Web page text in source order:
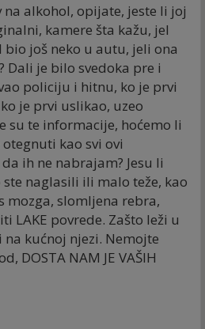
alkohol, opijate, jeste li joj
kamere šta kažu, jel
još neko u autu, jeli ona
Dali je bilo svedoka pre i
policiju i hitnu, ko je prvi
je prvi uslikao, uzeo
su te informacije, hoćemo li
kao svi ovi
ih ne nabrajam? Jesu li
naglasili ili malo teže, kao
mozga, slomljena rebra,
LAKE povrede. Zašto leži u
kućnoj njezi. Nemojte
DOSTA NAM JE VAŠIH